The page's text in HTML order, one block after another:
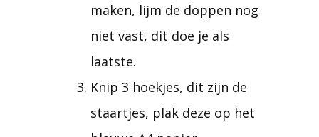
maken, lijm de doppen nog
niet vast, dit doe je als
laatste.
Knip 3 hoekjes, dit zijn de
staartjes, plak deze op het